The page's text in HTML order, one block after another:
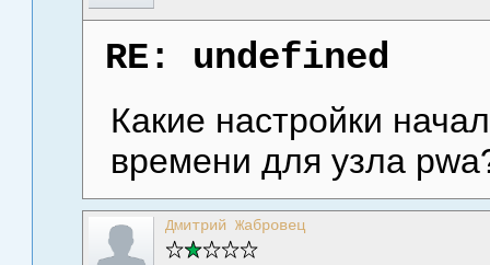
RE: undefined
Какие настройки
времени для узла
Дмитрий Жабровец